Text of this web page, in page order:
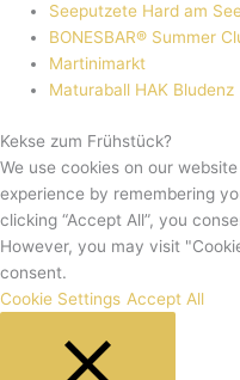
Seeputzete Hard am
BONESBAR® Summer
Martinimarkt
Maturaball HAK Bludenz
Kekse zum Frühstück?
We use cookies on our
experience by remembering
clicking “Accept All”, you
However, you may visit
consent.
Cookie Settings Accept All